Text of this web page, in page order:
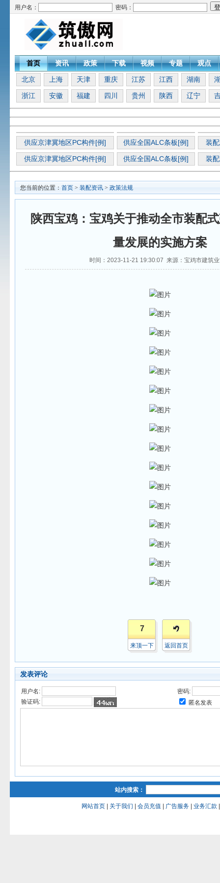
用户名： 密码：
首页 资讯 政策 下载 视频 专题 观点
北京 上海 天津 重庆 江苏 江西 湖南
浙江 安徽 福建 四川 贵州 陕西 辽宁
供应京津冀地区PC构件[例] 供应全国ALC条板[例] 装
供应京津冀地区PC构件[例] 供应全国ALC条板[例] 装
您当前的位置： 首页 > 装配资讯 > 政策法规
陕西宝鸡：宝鸡关于推动全市装配
量发展的实施方案
时间：2023-11-21 19:30:07 来源：宝鸡市建筑
7
来顶一下 返回首页
发表评论
用户名:
密码:
验证码:
匿名发表
站内搜索：
网站首页 关于我们 会员充值 广告服务 业务汇款